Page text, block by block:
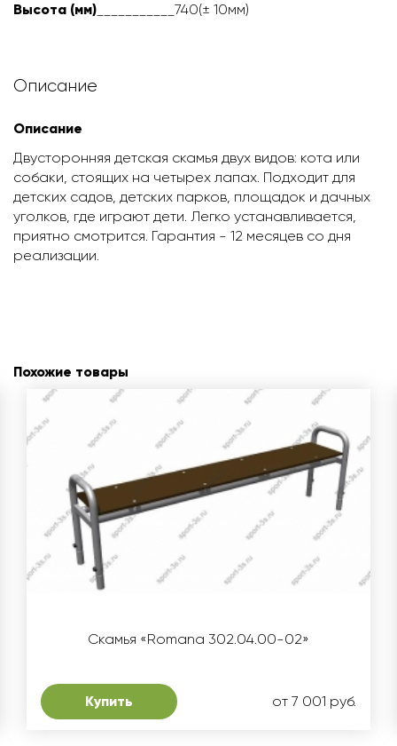
Высота (мм) ___________740(± 10мм)
Описание
Описание
Двусторонняя детская скамья двух видов: кота или
собаки, стоящих на четырех лапах. Подходит для
детских садов, детских парков, площадок и дачных
уголков, где играют дети. Легко устанавливается,
приятно смотрится. Гарантия - 12 месяцев со дня
реализации.
Похожие товары
Скамья «Romana 302.04.00-02»
Купить от 7 001 руб.